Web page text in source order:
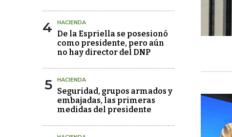
4 HACIENDA
De la Espriella se posesionó
como presidente, pero aún
no hay director del DNP
5 HACIENDA
Seguridad, grupos armados y
embajadas, las primeras
medidas del presidente